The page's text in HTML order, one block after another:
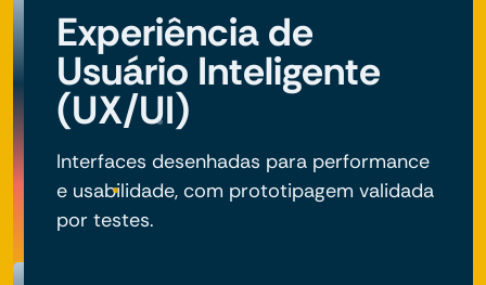
Experiência de
Usuário Inteligente
(UX/UI)
Interfaces desenhadas para performance
e usabilidade, com prototipagem validada
por testes.